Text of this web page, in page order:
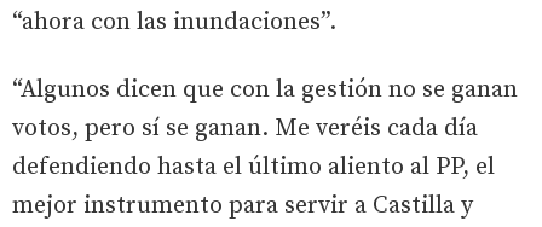
“ahora con las inundaciones”.
“Algunos dicen que con la gestión no se ganan
votos, pero sí se ganan. Me veréis cada día
defendiendo hasta el último aliento al PP, el
mejor instrumento para servir a Castilla y